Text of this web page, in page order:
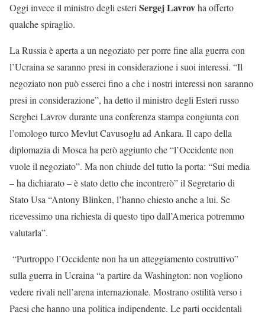
Oggi invece il ministro degli esteri Sergej Lavrovha offerto
qualche spiraglio.
La Russia è aperta a un negoziato per porre fine alla guerra con
l’Ucraina se saranno presi in considerazione i suoi interessi. “Il
negoziato non può esserci fino a che i nostri interessi non saranno
presi in considerazione”, ha detto il ministro degli Esteri russo
Serghei Lavrov durante una conferenza stampa congiunta con
l’omologo turco Mevlut Cavusoglu ad Ankara. Il capo della
diplomazia di Mosca ha però aggiunto che “l’Occidente non
vuole il negoziato”. Ma non chiude del tutto la porta: “Sui media
– ha dichiarato – è stato detto che incontrerò” il Segretario di
Stato Usa “Antony Blinken, l’hanno chiesto anche a lui. Se
ricevessimo una richiesta di questo tipo dall’America potremmo
valutarla”.
“Purtroppo l’Occidente non ha un atteggiamento costruttivo”
sulla guerra in Ucraina “a partire da Washington: non vogliono
vedere rivali nell’arena internazionale. Mostrano ostilità verso i
Paesi che hanno una politica indipendente. Le parti occidentali